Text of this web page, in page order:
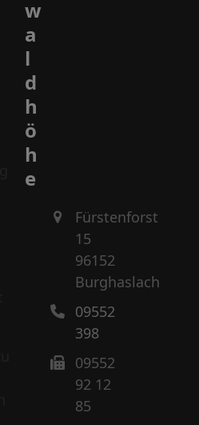
w
a
l
d
h
ö
h
e
Fürstenforst
15
96152
Burghaslach
09552
398
09552
92 12
85